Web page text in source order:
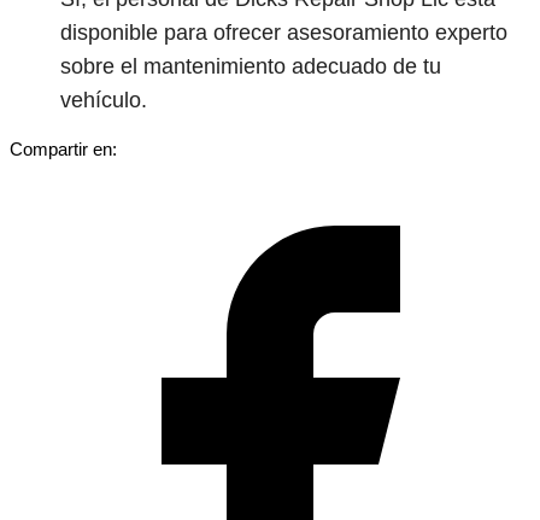
disponible para ofrecer asesoramiento experto
sobre el mantenimiento adecuado de tu
vehículo.
Compartir en: